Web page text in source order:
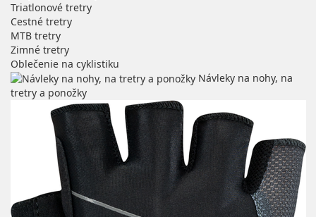
Triatlonové tretry
Cestné tretry
MTB tretry
Zimné tretry
Oblečenie na cyklistiku
Návleky na nohy, na
tretry a ponožky